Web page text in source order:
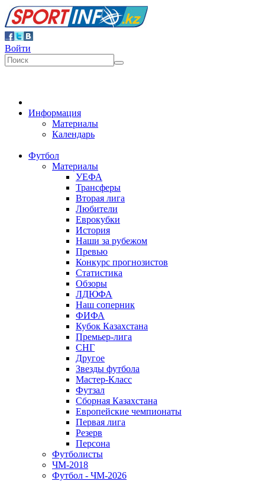
Войти
Информация
Материалы
Календарь
Футбол
Материалы
УЕФА
Трансферы
Вторая лига
Любители
Еврокубки
История
Наши за рубежом
Превью
Конкурс прогнозистов
Статистика
Обзоры
ЛДЮФА
Наш соперник
ФИФА
Кубок Казахстана
Премьер-лига
СНГ
Другое
Звезды футбола
Мастер-Класс
Футзал
Сборная Казахстана
Европейские чемпионаты
Первая лига
Резерв
Персона
Футболисты
ЧМ-2018
Футбол - ЧМ-2026